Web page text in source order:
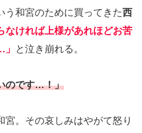
う和宮のために買ってきた西
なければ上様があれほどお苦
と泣き崩れる。
のです…！」
。その哀しみはやがて怒り